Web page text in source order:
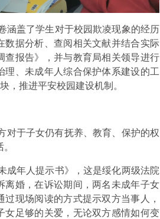
涵盖了学生对于校园欺凌现象的经历
数据分析、查阅相关文献并结合实际
查报告》，并与教育局相关领导进行
、未成年人综合保护体系建设的工
，推进平安校园建设机制。
对于子女仍有抚养、教育、保护的权
成年人提示书》，这是绥化两级法院
离婚，在诉讼期间，两名未成年子女
现场阅读的方式提示双方当事人，
女足够的关爱，无论双方感情如何变